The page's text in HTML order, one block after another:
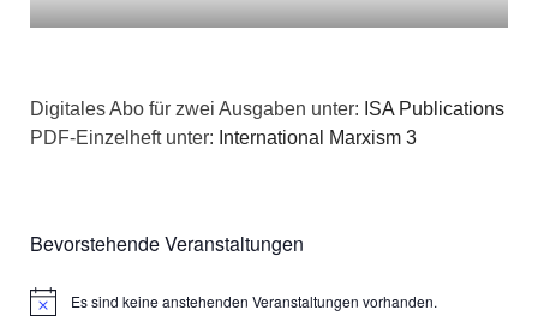
Digitales Abo für zwei Ausgaben unter: ISA Publications
PDF-Einzelheft unter: International Marxism 3
Bevorstehende Veranstaltungen
HinweisEs sind keine anstehenden Veranstaltungen vorhanden.